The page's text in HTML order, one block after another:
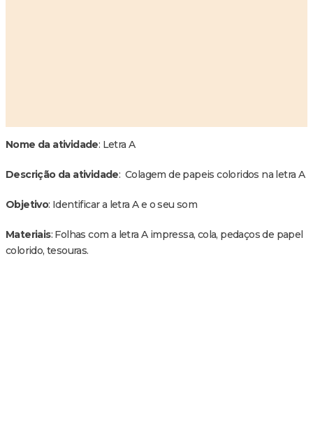
Nome da atividade: Letra A
Descrição da atividade: Colagem de papeis coloridos na letra A
Objetivo: Identificar a letra A e o seu som
Materiais: Folhas com a letra A impressa, cola, pedaços de papel
colorido, tesouras.